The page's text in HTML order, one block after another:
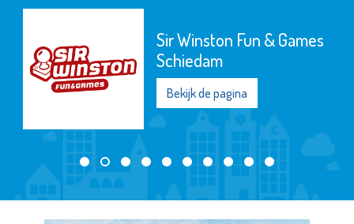
Irado
Bekijk de pagina